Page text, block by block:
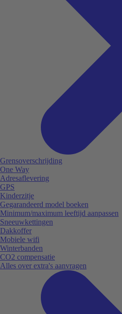
Grensoverschrijding
One Way
Adresaflevering
GPS
Kinderzitje
Gegarandeerd model boeken
Minimum/maximum leeftijd aanpassen
Sneeuwkettingen
Dakkoffer
Mobiele wifi
Winterbanden
CO2 compensatie
Alles over extra's aanvragen